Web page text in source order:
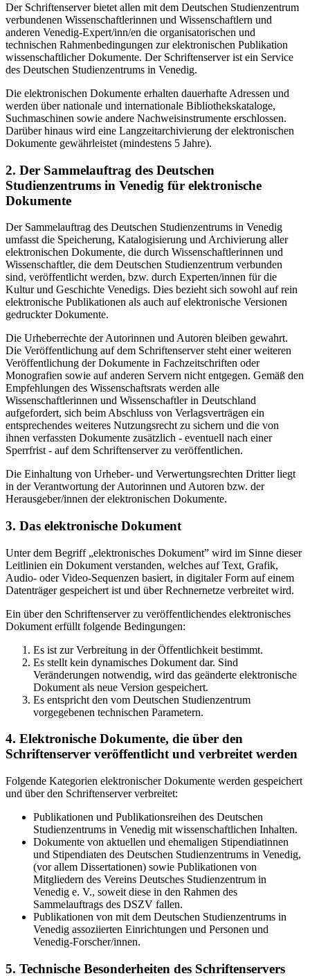
Der Schriftenserver bietet allen mit dem Deutschen Studienzentrum
verbundenen Wissenschaftlerinnen und Wissenschaftlern und
anderen Venedig-Expert/inn/en die organisatorischen und
technischen Rahmenbedingungen zur elektronischen Publikation
wissenschaftlicher Dokumente. Der Schriftenserver ist ein Service
des Deutschen Studienzentrums in Venedig.
Die elektronischen Dokumente erhalten dauerhafte Adressen und
werden über nationale und internationale Bibliothekskataloge,
Suchmaschinen sowie andere Nachweisinstrumente erschlossen.
Darüber hinaus wird eine Langzeitarchivierung der elektronischen
Dokumente gewährleistet (mindestens 5 Jahre).
2. Der Sammelauftrag des Deutschen
Studienzentrums in Venedig für elektronische
Dokumente
Der Sammelauftrag des Deutschen Studienzentrums in Venedig
umfasst die Speicherung, Katalogisierung und Archivierung aller
elektronischen Dokumente, die durch Wissenschaftlerinnen und
Wissenschaftler, die dem Deutschen Studienzentrum verbunden
sind, veröffentlicht werden, bzw. durch Experten/innen für die
Kultur und Geschichte Venedigs. Dies bezieht sich sowohl auf rein
elektronische Publikationen als auch auf elektronische Versionen
gedruckter Dokumente.
Die Urheberrechte der Autorinnen und Autoren bleiben gewahrt.
Die Veröffentlichung auf dem Schriftenserver steht einer weiteren
Veröffentlichung der Dokumente in Fachzeitschriften oder
Monografien sowie auf anderen Servern nicht entgegen. Gemäß den
Empfehlungen des Wissenschaftsrats werden alle
Wissenschaftlerinnen und Wissenschaftler in Deutschland
aufgefordert, sich beim Abschluss von Verlagsverträgen ein
entsprechendes weiteres Nutzungsrecht zu sichern und die von
ihnen verfassten Dokumente zusätzlich - eventuell nach einer
Sperrfrist - auf dem Schriftenserver zu veröffentlichen.
Die Einhaltung von Urheber- und Verwertungsrechten Dritter liegt
in der Verantwortung der Autorinnen und Autoren bzw. der
Herausgeber/innen der elektronischen Dokumente.
3. Das elektronische Dokument
Unter dem Begriff „elektronisches Dokument” wird im Sinne dieser
Leitlinien ein Dokument verstanden, welches auf Text, Grafik,
Audio- oder Video-Sequenzen basiert, in digitaler Form auf einem
Datenträger gespeichert ist und über Rechnernetze verbreitet wird.
Ein über den Schriftenserver zu veröffentlichendes elektronisches
Dokument erfüllt folgende Bedingungen:
Es ist zur Verbreitung in der Öffentlichkeit bestimmt.
Es stellt kein dynamisches Dokument dar. Sind
Veränderungen notwendig, wird das geänderte elektronische
Dokument als neue Version gespeichert.
Es entspricht den vom Deutschen Studienzentrum
vorgegebenen technischen Parametern.
4. Elektronische Dokumente, die über den
Schriftenserver veröffentlicht und verbreitet werden
Folgende Kategorien elektronischer Dokumente werden gespeichert
und über den Schriftenserver verbreitet:
Publikationen und Publikationsreihen des Deutschen
Studienzentrums in Venedig mit wissenschaftlichen Inhalten.
Dokumente von aktuellen und ehemaligen Stipendiatinnen
und Stipendiaten des Deutschen Studienzentrums in Venedig,
(vor allem Dissertationen) sowie Publikationen von
Mitgliedern des Vereins Deutsches Studienzentrum in
Venedig e. V., soweit diese in den Rahmen des
Sammelauftrags des DSZV fallen.
Publikationen von mit dem Deutschen Studienzentrums in
Venedig assoziierten Einrichtungen und Personen und
Venedig-Forscher/innen.
5. Technische Besonderheiten des Schriftenservers